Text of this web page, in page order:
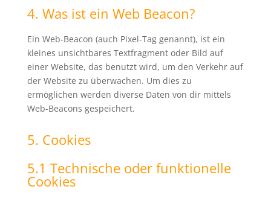
4. Was ist ein Web Beacon?
Ein Web-Beacon (auch Pixel-Tag genannt), ist ein
kleines unsichtbares Textfragment oder Bild auf
einer Website, das benutzt wird, um den Verkehr auf
der Website zu überwachen. Um dies zu
ermöglichen werden diverse Daten von dir mittels
Web-Beacons gespeichert.
5. Cookies
5.1 Technische oder funktionelle
Cookies